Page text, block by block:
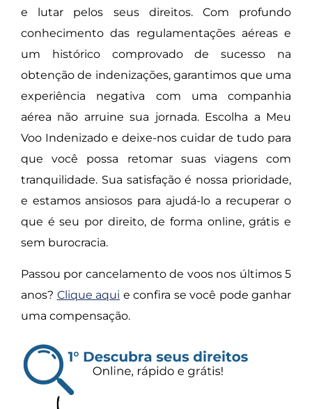
e lutar pelos seus direitos. Com profundo
conhecimento das regulamentações aéreas e
um histórico comprovado de sucesso na
obtenção de indenizações, garantimos que uma
experiência negativa com uma companhia
aérea não arruine sua jornada. Escolha a Meu
Voo Indenizado e deixe-nos cuidar de tudo para
que você possa retomar suas viagens com
tranquilidade. Sua satisfação é nossa prioridade,
e estamos ansiosos para ajudá-lo a recuperar o
que é seu por direito, de forma online, grátis e
sem burocracia.
Passou por cancelamento de voos nos últimos 5
anos? Clique aqui e confira se você pode ganhar
uma compensação.